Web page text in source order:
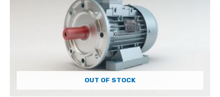
OUT OF STOCK